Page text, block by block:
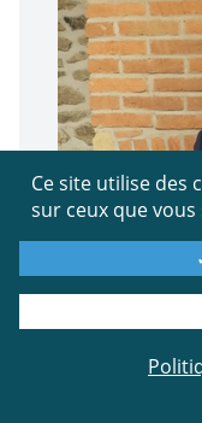
Ce site utilise des
sur ceux que